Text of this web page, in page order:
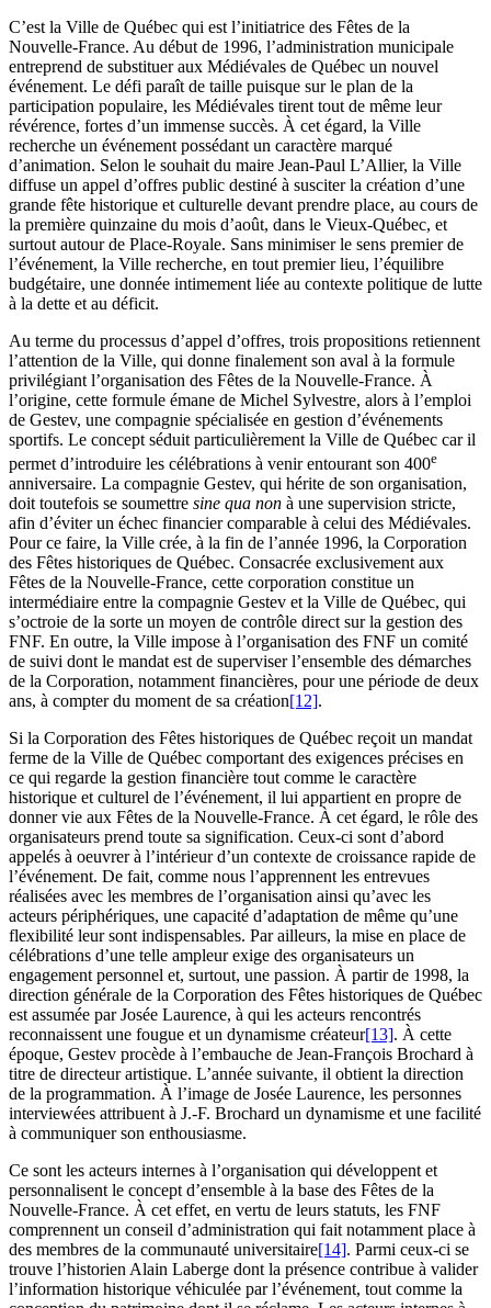
C’est la Ville de Québec qui est l’initiatrice des Fêtes de la
Nouvelle-France. Au début de 1996, l’administration municipale
entreprend de substituer aux Médiévales de Québec un nouvel
événement. Le défi paraît de taille puisque sur le plan de la
participation populaire, les Médiévales tirent tout de même leur
révérence, fortes d’un immense succès. À cet égard, la Ville
recherche un événement possédant un caractère marqué
d’animation. Selon le souhait du maire Jean-Paul L’Allier, la Ville
diffuse un appel d’offres public destiné à susciter la création d’une
grande fête historique et culturelle devant prendre place, au cours de
la première quinzaine du mois d’août, dans le Vieux-Québec, et
surtout autour de Place-Royale. Sans minimiser le sens premier de
l’événement, la Ville recherche, en tout premier lieu, l’équilibre
budgétaire, une donnée intimement liée au contexte politique de lutte
à la dette et au déficit.
Au terme du processus d’appel d’offres, trois propositions retiennent
l’attention de la Ville, qui donne finalement son aval à la formule
privilégiant l’organisation des Fêtes de la Nouvelle-France. À
l’origine, cette formule émane de Michel Sylvestre, alors à l’emploi
de Gestev, une compagnie spécialisée en gestion d’événements
sportifs. Le concept séduit particulièrement la Ville de Québec car il
permet d’introduire les célébrations à venir entourant son 400e
anniversaire. La compagnie Gestev, qui hérite de son organisation,
doit toutefois se soumettre sine qua non à une supervision stricte,
afin d’éviter un échec financier comparable à celui des Médiévales.
Pour ce faire, la Ville crée, à la fin de l’année 1996, la Corporation
des Fêtes historiques de Québec. Consacrée exclusivement aux
Fêtes de la Nouvelle-France, cette corporation constitue un
intermédiaire entre la compagnie Gestev et la Ville de Québec, qui
s’octroie de la sorte un moyen de contrôle direct sur la gestion des
FNF. En outre, la Ville impose à l’organisation des FNF un comité
de suivi dont le mandat est de superviser l’ensemble des démarches
de la Corporation, notamment financières, pour une période de deux
ans, à compter du moment de sa création[12].
Si la Corporation des Fêtes historiques de Québec reçoit un mandat
ferme de la Ville de Québec comportant des exigences précises en
ce qui regarde la gestion financière tout comme le caractère
historique et culturel de l’événement, il lui appartient en propre de
donner vie aux Fêtes de la Nouvelle-France. À cet égard, le rôle des
organisateurs prend toute sa signification. Ceux-ci sont d’abord
appelés à oeuvrer à l’intérieur d’un contexte de croissance rapide de
l’événement. De fait, comme nous l’apprennent les entrevues
réalisées avec les membres de l’organisation ainsi qu’avec les
acteurs périphériques, une capacité d’adaptation de même qu’une
flexibilité leur sont indispensables. Par ailleurs, la mise en place de
célébrations d’une telle ampleur exige des organisateurs un
engagement personnel et, surtout, une passion. À partir de 1998, la
direction générale de la Corporation des Fêtes historiques de Québec
est assumée par Josée Laurence, à qui les acteurs rencontrés
reconnaissent une fougue et un dynamisme créateur[13]. À cette
époque, Gestev procède à l’embauche de Jean-François Brochard à
titre de directeur artistique. L’année suivante, il obtient la direction
de la programmation. À l’image de Josée Laurence, les personnes
interviewées attribuent à J.-F. Brochard un dynamisme et une facilité
à communiquer son enthousiasme.
Ce sont les acteurs internes à l’organisation qui développent et
personnalisent le concept d’ensemble à la base des Fêtes de la
Nouvelle-France. À cet effet, en vertu de leurs statuts, les FNF
comprennent un conseil d’administration qui fait notamment place à
des membres de la communauté universitaire[14]. Parmi ceux-ci se
trouve l’historien Alain Laberge dont la présence contribue à valider
l’information historique véhiculée par l’événement, tout comme la